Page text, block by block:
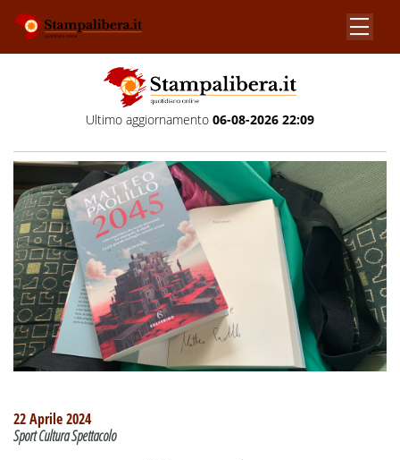
Ultimo aggiornamento 06-08-2026 22:09
22 Aprile 2024
Sport Cultura Spettacolo